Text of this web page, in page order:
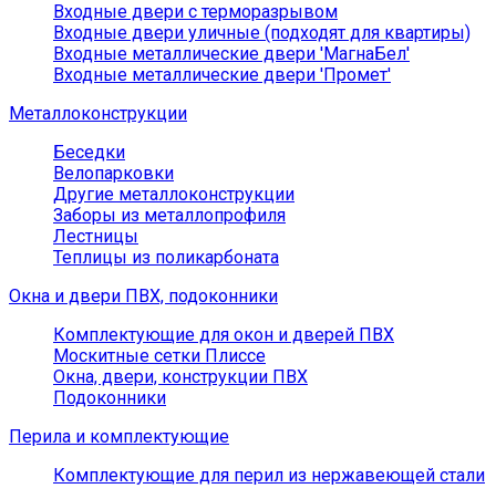
Входные двери с терморазрывом
Входные двери уличные (подходят для квартиры)
Входные металлические двери 'МагнаБел'
Входные металлические двери 'Промет'
Металлоконструкции
Беседки
Велопарковки
Другие металлоконструкции
Заборы из металлопрофиля
Лестницы
Теплицы из поликарбоната
Окна и двери ПВХ, подоконники
Комплектующие для окон и дверей ПВХ
Москитные сетки Плиссе
Окна, двери, конструкции ПВХ
Подоконники
Перила и комплектующие
Комплектующие для перил из нержавеющей стали